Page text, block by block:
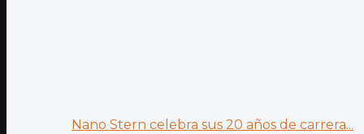
Nano Stern celebra sus 20 años de carrera...